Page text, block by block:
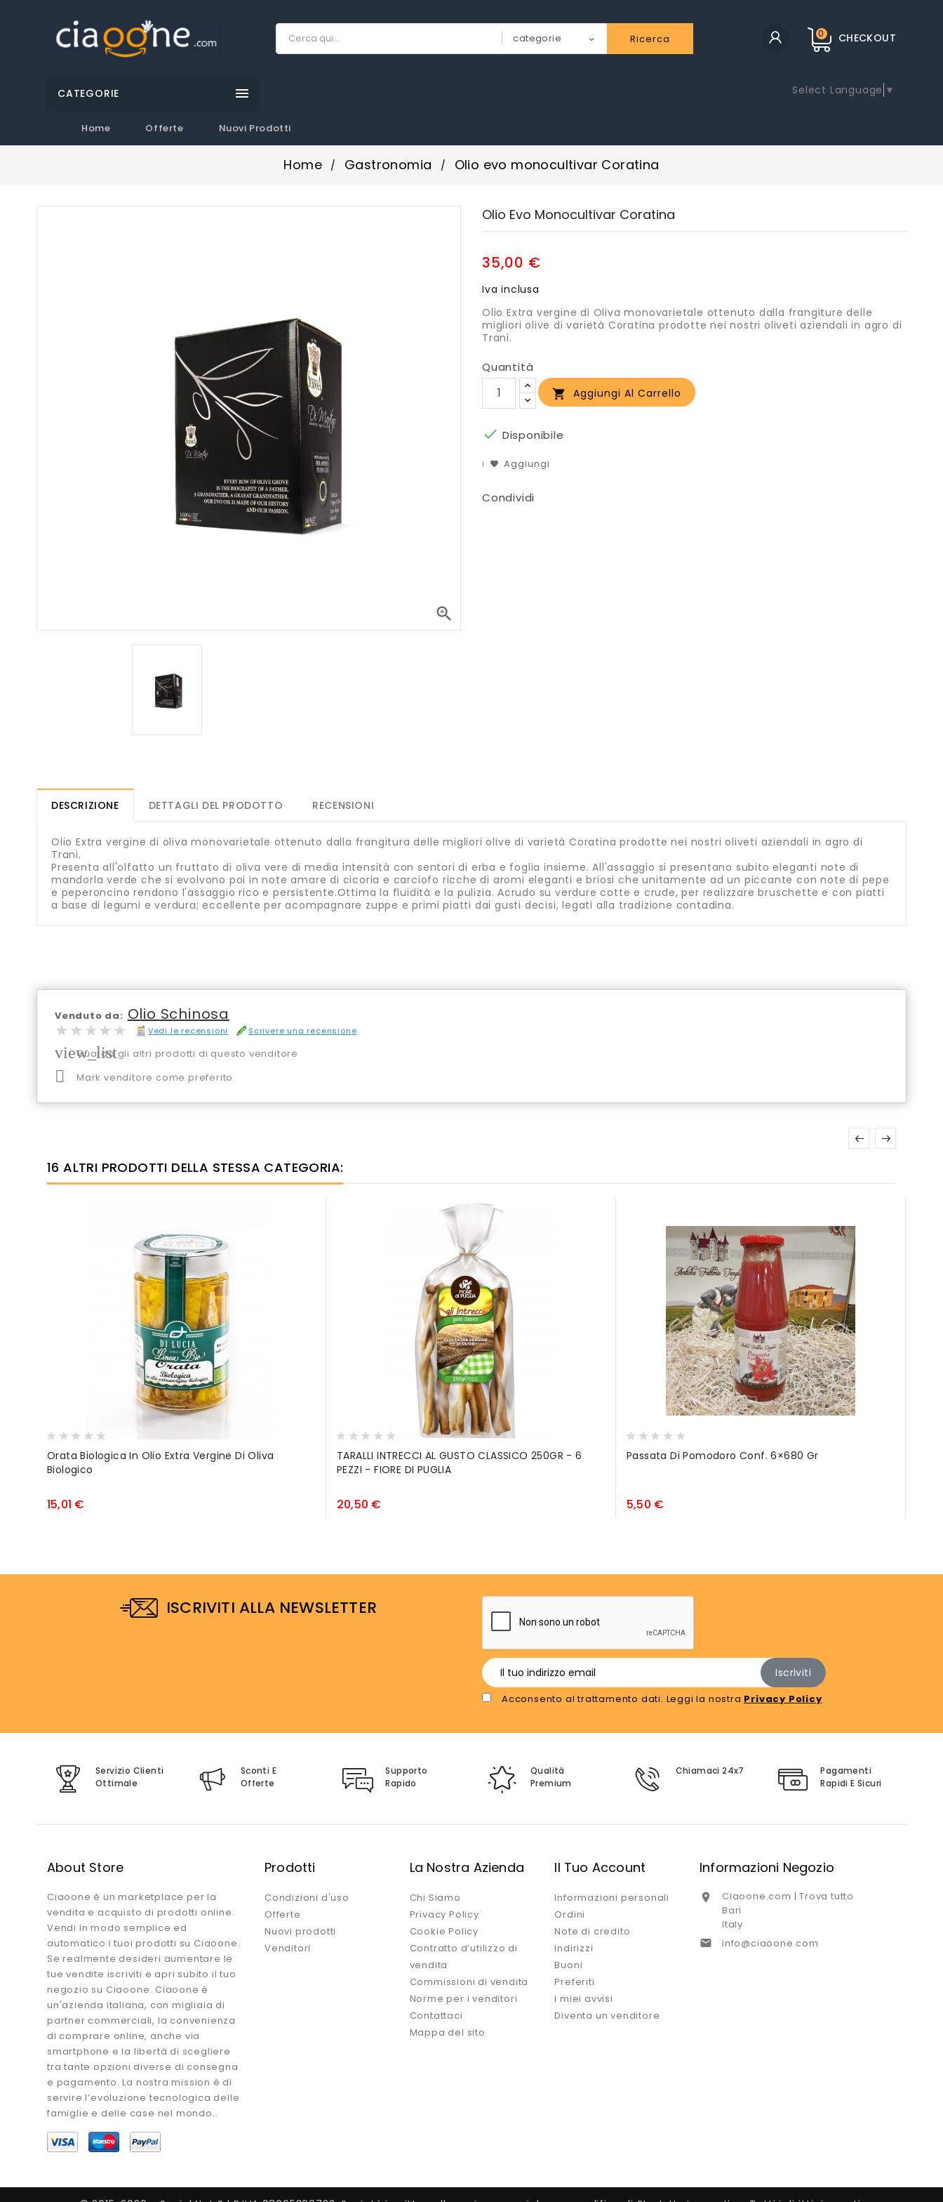
CHECKOUT
0
Ricerca
CATEGORIE 
Home Offerte Nuovi Prodotti
Select Language ▼
Home Gastronomia Olio evo monocultivar Coratina

Olio Evo Monocultivar Coratina
35,00 €
Iva inclusa
Olio Extra vergine di Oliva monovarietale ottenuto dalla frangiture delle
migliori olive di varietà Coratina prodotte nei nostri oliveti aziendali in agro di
Trani.
Quantità
 Aggiungi Al Carrello
 Disponibile
Aggiungi
Condividi
DESCRIZIONE DETTAGLI DEL PRODOTTO RECENSIONI
Olio Extra vergine di oliva monovarietale ottenuto dalla frangitura delle migliori olive di varietà Coratina prodotte nei nostri oliveti aziendali in agro di
Trani.
Presenta all'olfatto un fruttato di oliva vere di media intensità con sentori di erba e foglia insieme. All'assaggio si presentano subito eleganti note di
mandorla verde che si evolvono poi in note amare di cicoria e carciofo ricche di aromi eleganti e briosi che unitamente ad un piccante con note di pepe
e peperoncino rendono l'assaggio rico e persistente.Ottima la fluidità e la pulizia. Acrudo su verdure cotte e crude, per realizzare bruschette e con piatti
a base di legumi e verdura; eccellente per acompagnare zuppe e primi piatti dai gusti decisi, legati alla tradizione contadina.
Venduto da: Olio Schinosa
★★★★★
★★★★★ Vedi le recensioni Scrivere una recensione
view_list
Guarda gli altri prodotti di questo venditore
 Mark venditore come preferito
16 ALTRI PRODOTTI DELLA STESSA CATEGORIA:
Orata Biologica In Olio Extra Vergine Di Oliva
Biologico
15,01 €
TARALLI INTRECCI AL GUSTO CLASSICO 250GR - 6
PEZZI - FIORE DI PUGLIA
20,50 €
Passata Di Pomodoro Conf. 6×680 Gr
5,50 €
ISCRIVITI ALLA NEWSLETTER
Acconsento al trattamento dati. Leggi la nostra Privacy Policy
Servizio Clienti
Ottimale
Sconti E
Offerte
Supporto
Rapido
Qualità
Premium
Chiamaci 24x7
Pagamenti
Rapidi E Sicuri
About Store
Ciaoone è un marketplace per la
vendita e acquisto di prodotti online.
Vendi in modo semplice ed
automatico i tuoi prodotti su Ciaoone.
Se realmente desideri aumentare le
tue vendite iscriviti e apri subito il tuo
negozio su Ciaoone. Ciaoone è
un'azienda italiana, con migliaia di
partner commerciali, la convenienza
di comprare online, anche via
smartphone e la libertà di scegliere
tra tante opzioni diverse di consegna
e pagamento. La nostra mission è di
servire l’evoluzione tecnologica delle
famiglie e delle case nel mondo..
Prodotti
Condizioni d'uso
Offerte
Nuovi prodotti
Venditori
La Nostra Azienda
Chi Siamo
Privacy Policy
Cookie Policy
Contratto d’utilizzo di
vendita
Commissioni di vendita
Norme per i venditori
Contattaci
Mappa del sito
Il Tuo Account
Informazioni personali
Ordini
Note di credito
Indirizzi
Buoni
Preferiti
I miei avvisi
Diventa un venditore
Informazioni Negozio

Ciaoone.com | Trova tutto
Bari
Italy
 info@ciaoone.com